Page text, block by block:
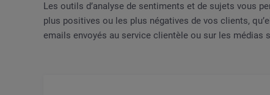
Les outils d’analyse de sentiments et de sujets vous
plus positives ou les plus négatives de vos clients,
emails envoyés au service clientèle ou sur les médias